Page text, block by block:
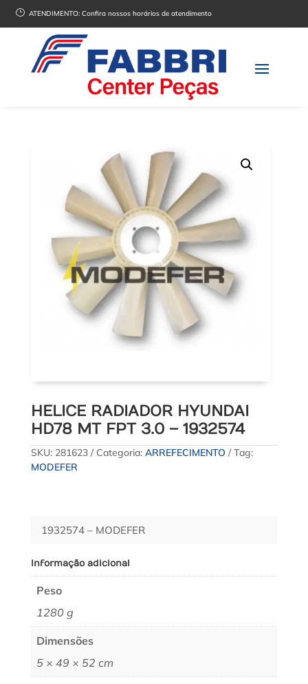
} ATENDIMENTO:Confira nossos horários de atendimento
HELICE RADIADOR HYUNDAI
HD78 MT FPT 3.0 – 1932574
SKU: 281623 Categoria: ARREFECIMENTO
Tag:
MODEFER
1932574 – MODEFER
Informação adicional
Peso
1280 g
Dimensões
5 × 49 × 52 cm